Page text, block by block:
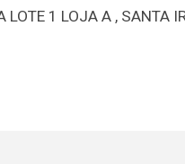
LOTE 1 LOJA A , SANTA